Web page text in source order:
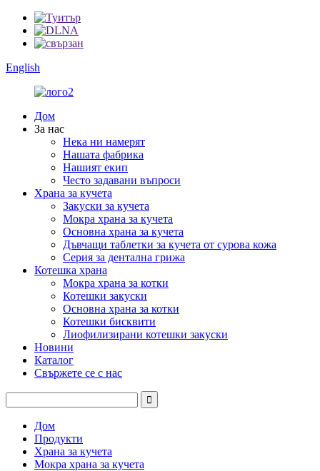
English
Дом
За нас
Нека ни намерят
Нашата фабрика
Нашият екип
Често задавани въпроси
Храна за кучета
Закуски за кучета
Мокра храна за кучета
Основна храна за кучета
Дъвчащи таблетки за кучета от сурова кожа
Серия за дентална грижа
Котешка храна
Мокра храна за котки
Котешки закуски
Основна храна за котки
Котешки бисквити
Лиофилизирани котешки закуски
Новини
Каталог
Свържете се с нас
Дом
Продукти
Храна за кучета
Мокра храна за кучета